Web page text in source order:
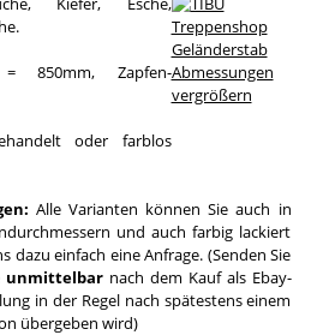
850mm, Zapfen-
oder farblos
vergrößern
Alle Varianten können Sie auch in
und auch farbig lackiert
dazu einfach eine Anfrage. (Senden Sie
unmittelbar nach dem Kauf als Ebay-
in der Regel nach spätestens einem
übergeben wird)